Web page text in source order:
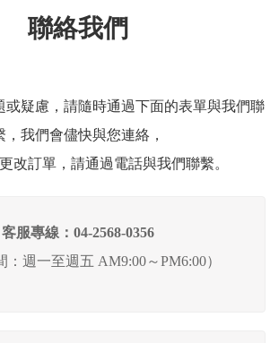
會員資料修改
常見問題
服務專線：04-2568-0356 週
一至週五 AM9:00～PM6:00
聯絡我們
或疑慮，請隨時通過下面的表單與我們聯
，我們會儘快與您連絡，
改訂單，請通過電話與我們聯繫。
客服專線：04-2568-0356
：週一至週五 AM9:00～PM6:00）